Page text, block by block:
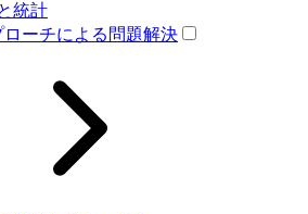
統計
ーチによる問題解決